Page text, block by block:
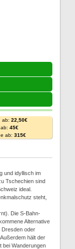
ab: 22,50€
45€
ab: 315€
und idyllisch im
Tschechien sind
ideal.
steht,
Die S-Bahn-
Alternative
Dresden oder
hält der
bei Wanderungen